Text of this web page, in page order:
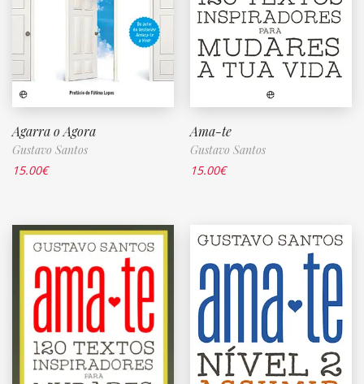
Agarra o Agora
Gustavo Santos
15.00€
Ama-te
Gustavo Santos
15.00€